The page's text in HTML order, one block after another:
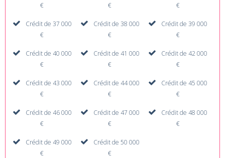
€
€
€
Crédit de 37 000
€
Crédit de 38 000
€
Crédit de 39 000
€
Crédit de 40 000
€
Crédit de 41 000
€
Crédit de 42 000
€
Crédit de 43 000
€
Crédit de 44 000
€
Crédit de 45 000
€
Crédit de 46 000
€
Crédit de 47 000
€
Crédit de 48 000
€
Crédit de 49 000
€
Crédit de 50 000
€